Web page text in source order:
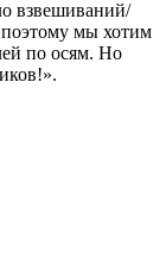
взвешиваний/
поэтому мы хотим
по осям. Но